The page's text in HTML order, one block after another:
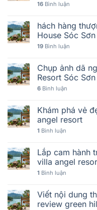
16 Bình luận
hách hàng
House Sóc Sơn
19 Bình luận
Chụp ảnh dã
Resort Sóc Sơn
6 Bình luận
Khám phá vẻ
angel resort
1 Bình luận
Lắp cam hành
villa angel
1 Bình luận
Viết nội dung
review green